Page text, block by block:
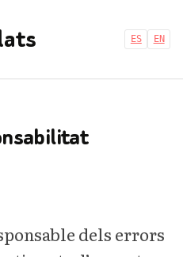
ES EN
dels errors